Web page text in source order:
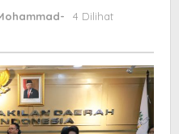
-
4 Dilihat